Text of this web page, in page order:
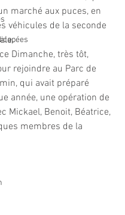
marché aux puces, en
véhicules de la seconde
Dimanche, très tôt,
rejoindre au Parc de
qui avait préparé
année, une opération de
Mickael, Benoit, Béatrice,
membres de la